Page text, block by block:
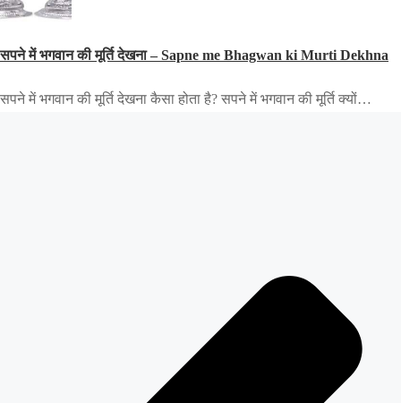
सपने में भगवान की मूर्ति देखना – Sapne me Bhagwan ki Murti Dekhna
सपने में भगवान की मूर्ति देखना कैसा होता है? सपने में भगवान की मूर्ति क्यों…